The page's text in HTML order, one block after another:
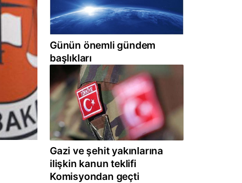
Günün önemli gündem
başlıkları
Gazi ve şehit yakınlarına
ilişkin kanun teklifi
Komisyondan geçti